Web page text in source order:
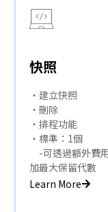
快照
・建立快照
・刪除
・排程功能
・標準：1個
-可透過額外費
加最大保留代數
Learn More